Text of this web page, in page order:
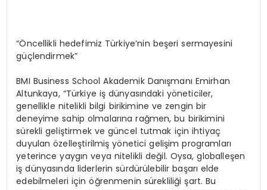
“Öncellikli hedefimiz Türkiye’nin beşeri sermayesini
güçlendirmek”
BMI Business School Akademik Danışmanı Emirhan
Altunkaya, “Türkiye iş dünyasındaki yöneticiler,
genellikle nitelikli bilgi birikimine ve zengin bir
deneyime sahip olmalarına rağmen, bu birikimini
sürekli geliştirmek ve güncel tutmak için ihtiyaç
duyulan özelleştirilmiş yönetici gelişim programları
yeterince yaygın veya nitelikli değil. Oysa, globalleşen
iş dünyasında liderlerin sürdürülebilir başarı elde
edebilmeleri için öğrenmenin sürekliliği şart. Bu